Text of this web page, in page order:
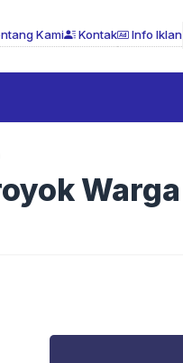
Kami Kontak Info Iklan
Warga